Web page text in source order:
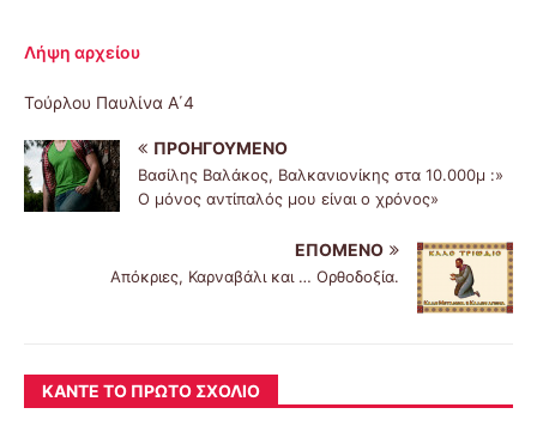
Λήψη αρχείου
Τούρλου Παυλίνα Α΄4
ΠΡΟΗΓΟΎΜΕΝΟ
Βασίλης Βαλάκος, Βαλκανιονίκης στα 10.000μ :»
Ο μόνος αντίπαλός μου είναι ο χρόνος»
ΕΠΌΜΕΝΟ
Απόκριες, Καρναβάλι και … Ορθοδοξία.
ΚΆΝΤΕ ΤΟ ΠΡΏΤΟ ΣΧΌΛΙΟ